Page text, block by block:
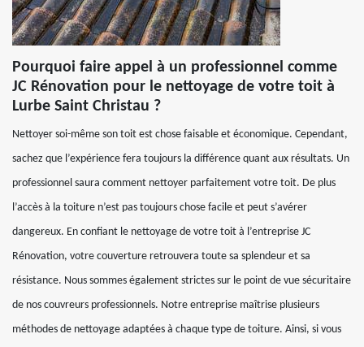
Pourquoi faire appel à un professionnel comme
JC Rénovation pour le nettoyage de votre toit à
Lurbe Saint Christau ?
Nettoyer soi-même son toit est chose faisable et économique. Cependant,
sachez que l’expérience fera toujours la différence quant aux résultats. Un
professionnel saura comment nettoyer parfaitement votre toit. De plus
l’accès à la toiture n’est pas toujours chose facile et peut s’avérer
dangereux. En confiant le nettoyage de votre toit à l’entreprise JC
Rénovation, votre couverture retrouvera toute sa splendeur et sa
résistance. Nous sommes également strictes sur le point de vue sécuritaire
de nos couvreurs professionnels. Notre entreprise maîtrise plusieurs
méthodes de nettoyage adaptées à chaque type de toiture. Ainsi, si vous